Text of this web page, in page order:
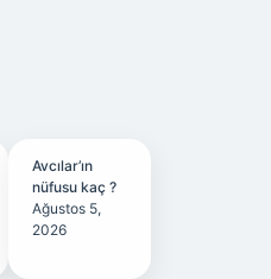
Avcılar’ın
nüfusu kaç ?
Ağustos 5,
2026